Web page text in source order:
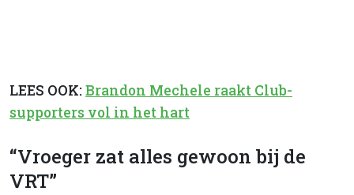
LEES OOK:Brandon Mechele raakt Club-
supporters vol in het hart
“Vroeger zat alles gewoon bij de
VRT”